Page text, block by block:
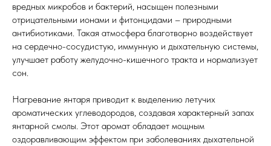
вредных микробов и бактерий, насыщен полезными
отрицательными ионами и фитонцидами – природными
антибиотиками. Такая атмосфера благотворно воздействует
на сердечно-сосудистую, иммунную и дыхательную системы,
улучшает работу желудочно-кишечного тракта и нормализует
сон.
Нагревание янтаря приводит к выделению летучих
ароматических углеводородов, создавая характерный запах
янтарной смолы. Этот аромат обладает мощным
оздоравливающим эффектом при заболеваниях дыхательной